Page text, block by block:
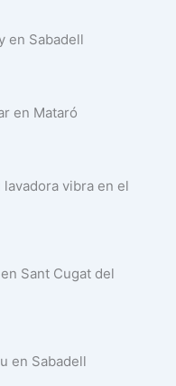
en Sabadell
en Mataró
vibra en el
Sant Cugat del
en Sabadell